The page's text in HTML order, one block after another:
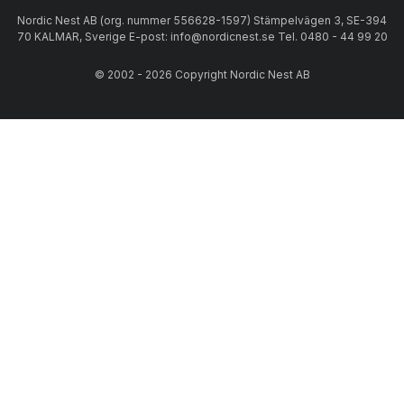
Nordic Nest AB (org. nummer 556628-1597) Stämpelvägen 3, SE-394
70 KALMAR, Sverige E-post: info@nordicnest.se Tel. 0480 - 44 99 20
© 2002 - 2026 Copyright Nordic Nest AB